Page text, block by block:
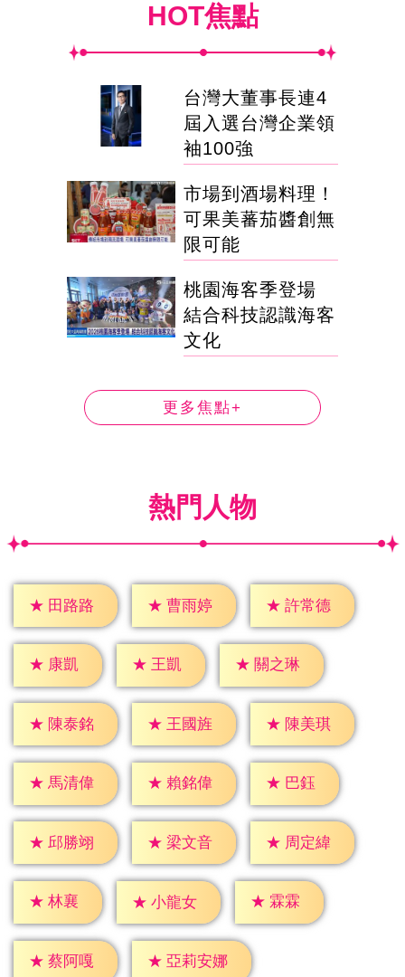
HOT焦點
台灣大董事長連4
屆入選台灣企業領
袖100強
市場到酒場料理！
可果美蕃茄醬創無
限可能
桃園海客季登場
結合科技認識海客
文化
更多焦點+
熱門人物
★ 田路路 ★ 曹雨婷 ★ 許常德
★ 康凱 ★ 王凱 ★ 關之琳
★ 陳泰銘 ★ 王國旌 ★ 陳美琪
★ 馬清偉 ★ 賴銘偉 ★ 巴鈺
★ 邱勝翊 ★ 梁文音 ★ 周定緯
★ 林襄 ★ 小龍女 ★ 霖霖
★ 蔡阿嘎 ★ 亞莉安娜